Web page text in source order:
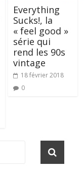
Everything
Sucks!, la
« feel good »
série qui
rend les 90s
vintage
18 février 2018
0